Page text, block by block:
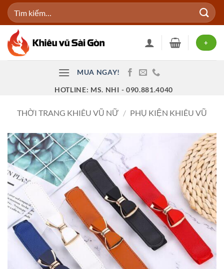
Bỏ
qua
dung
Tìm
kiếm:
+
MUA NGAY!
HOTLINE: MS. NHI - 090.881.4040
THỜI TRANG KHIÊU VŨ NỮ / PHỤ KIỆN KHIÊU VŨ